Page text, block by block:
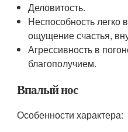
Деловитость.
Неспособность легко
ощущение счастья,
Агрессивность в
благополучием.
Впалый нос
Особенности характера: